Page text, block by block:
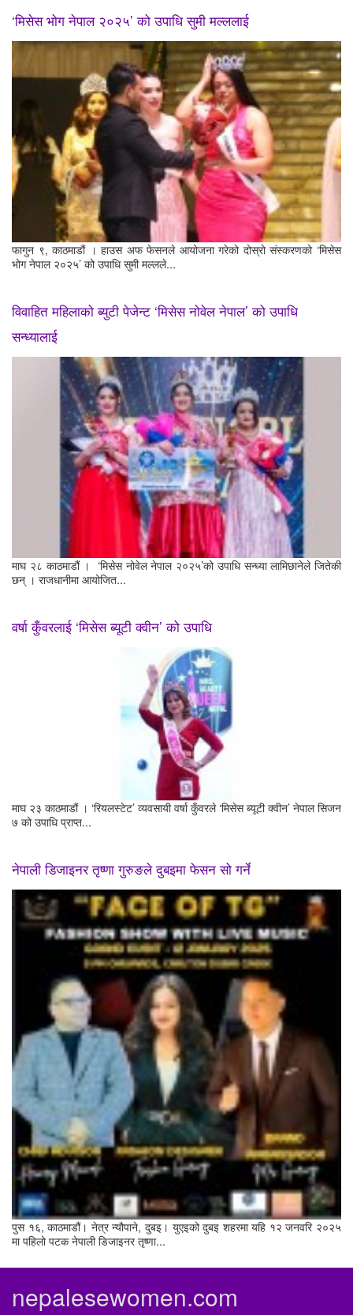
‘मिसेस भोग नेपाल २०२५’ को उपाधि सुमी मल्ललाई
फागुन ९, काठमाडौं । हाउस अफ फेसनले आयोजना गरेको दोस्रो संस्करणको ‘मिसेस
भोग नेपाल २०२५’ को उपाधि सुमी मल्लले...
विवाहित महिलाको ब्युटी पेजेन्ट ‘मिसेस नोवेल नेपाल’ को उपाधि
सन्ध्यालाई
माघ २८ काठमाडौं । ‘मिसेस नोवेल नेपाल २०२५’को उपाधि सन्ध्या लामिछानेले जितेकी
छन् । राजधानीमा आयोजित...
वर्षा कुँवरलाई ‘मिसेस ब्यूटी क्वीन’ को उपाधि
माघ २३ काठमाडौं । ‘रियलस्टेट’ व्यवसायी वर्षा कुँवरले ‘मिसेस ब्यूटी क्वीन’ नेपाल सिजन
७ को उपाधि प्राप्त...
नेपाली डिजाइनर तृष्णा गुरुङले दुबइमा फेसन सो गर्ने
पुस १६, काठमाडौं। नेत्र न्यौपाने, दुबइ। युएइको दुबइ शहरमा यहि १२ जनवरि २०२५
मा पहिलो पटक नेपाली डिजाइनर तृष्णा...
nepalesewomen.com